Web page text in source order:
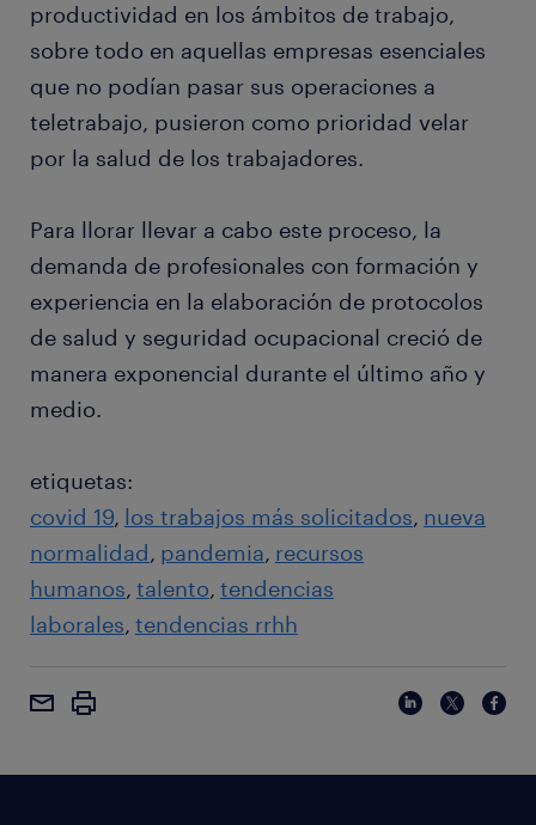
productividad en los ámbitos de trabajo,
sobre todo en aquellas empresas esenciales
que no podían pasar sus operaciones a
teletrabajo, pusieron como prioridad velar
por la salud de los trabajadores.
Para llorar llevar a cabo este proceso, la
demanda de profesionales con formación y
experiencia en la elaboración de protocolos
de salud y seguridad ocupacional creció de
manera exponencial durante el último año y
medio.
etiquetas:
covid 19 los trabajos más solicitados nueva
normalidad pandemia recursos
humanos talento tendencias
laborales tendencias rrhh